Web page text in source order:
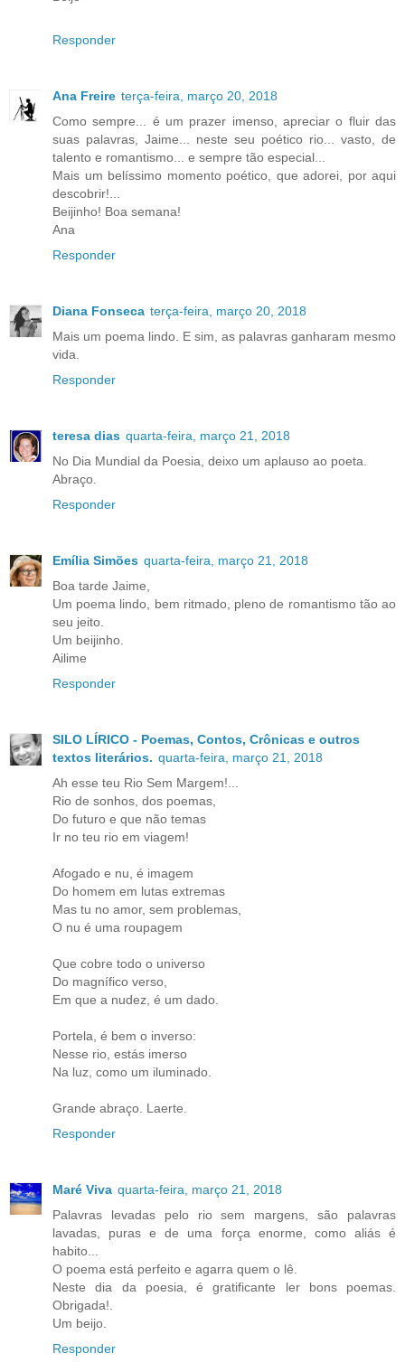
Responder
Ana Freire terça-feira, março 20, 2018
Como sempre... é um prazer imenso, apreciar o fluir das
suas palavras, Jaime... neste seu poético rio... vasto, de
talento e romantismo... e sempre tão especial...
Mais um belíssimo momento poético, que adorei, por aqui
descobrir!...
Beijinho! Boa semana!
Ana
Responder
Diana Fonseca terça-feira, março 20, 2018
Mais um poema lindo. E sim, as palavras ganharam mesmo
vida.
Responder
teresa dias quarta-feira, março 21, 2018
No Dia Mundial da Poesia, deixo um aplauso ao poeta.
Abraço.
Responder
Emília Simões quarta-feira, março 21, 2018
Boa tarde Jaime,
Um poema lindo, bem ritmado, pleno de romantismo tão ao
seu jeito.
Um beijinho.
Ailime
Responder
SILO LÍRICO - Poemas, Contos, Crônicas e outros
textos literários. quarta-feira, março 21, 2018
Ah esse teu Rio Sem Margem!...
Rio de sonhos, dos poemas,
Do futuro e que não temas
Ir no teu rio em viagem!
Afogado e nu, é imagem
Do homem em lutas extremas
Mas tu no amor, sem problemas,
O nu é uma roupagem
Que cobre todo o universo
Do magnífico verso,
Em que a nudez, é um dado.
Portela, é bem o inverso:
Nesse rio, estás imerso
Na luz, como um iluminado.
Grande abraço. Laerte.
Responder
Maré Viva quarta-feira, março 21, 2018
Palavras levadas pelo rio sem margens, são palavras
lavadas, puras e de uma força enorme, como aliás é
habito...
O poema está perfeito e agarra quem o lê.
Neste dia da poesia, é gratificante ler bons poemas.
Obrigada!.
Um beijo.
Responder